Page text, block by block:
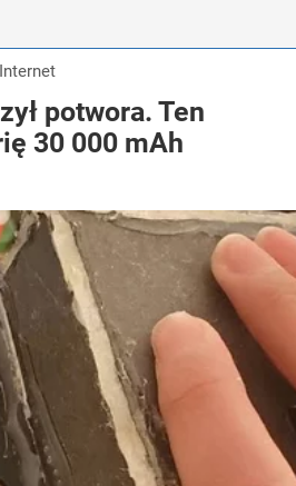
Internet
potwora. Ten
30 000 mAh